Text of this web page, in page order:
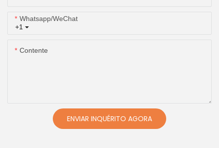
+1
Whatsapp/WeChat
Contente
ENVIAR INQUÉRITO AGORA